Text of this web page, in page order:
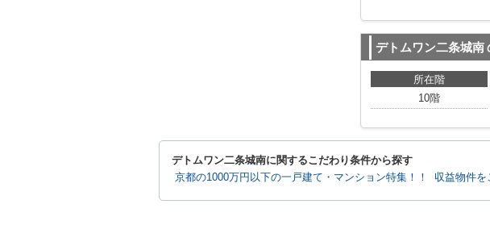
デトムワン二条城南
所在階
10階
デトムワン二条城南に関するこだわり条件から探す
京都の1000万円以下の一戸建て・マンション特集！！ 収益物件を